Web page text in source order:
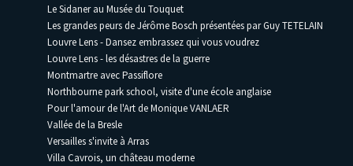
Le Sidaner au Musée du Touquet
Les grandes peurs de Jérôme Bosch présentées par Guy TETELAIN
Louvre Lens - Dansez embrassez qui vous voudrez
Louvre Lens - les désastres de la guerre
Montmartre avec Passiflore
Northbourne park school, visite d'une école anglaise
Pour l'amour de l'Art de Monique VANLAER
Vallée de la Bresle
Versailles s'invite à Arras
Villa Cavrois, un château moderne